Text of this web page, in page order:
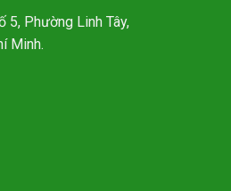
5, Phường Linh Tây,
Minh.